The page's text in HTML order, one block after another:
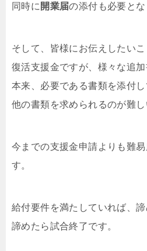
同時に 開業届の添付も必要とな
そして、皆様にお伝えしたい
復活支援金ですが、様々な追加
本来、必要である書類を添付
他の書類を求められるのが難し
今までの支援金申請よりも難
す。
給付要件を満たしていれば、諦
諦めたら試合終了です。